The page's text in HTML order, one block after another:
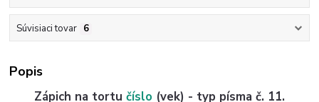
Súvisiaci tovar 6
Popis
Zápich na tortu číslo (vek) - typ písma č. 11.